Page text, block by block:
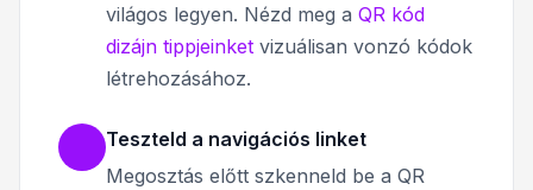
világos legyen. Nézd meg a QR kód
dizájn tippjeinket vizuálisan vonzó kódok
létrehozásához.
Teszteld a navigációs linket
Megosztás előtt szkenneld be a QR